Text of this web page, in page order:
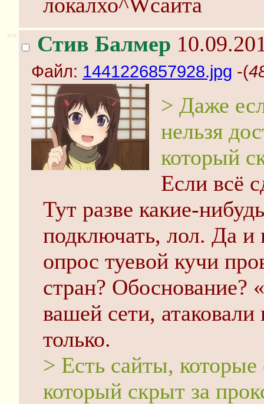
>> Стив Балмер
Файл: 1441226857928.jpg -(
> Даже
нельзя
который
Если всё
Тут разве какие-
подключать, лол. Да и
опрос туевой кучи
стран? Обоснование?
вашей сети,
только.
> Есть сайты,
который скрыт за